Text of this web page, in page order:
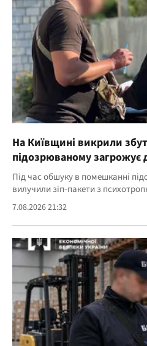
На Київщині викрили
підозрюваному загрожує
Під час обшуку в помешканні
вилучили зіп-пакети з
7.08.2026 21:32